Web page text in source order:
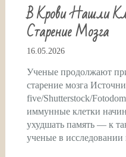
В Крови Нашли
Старение Мозга
16.05.2026
Ученые продолжают
старение мозга
five/Shutterstock/
иммунные клетки
ухудшать память — к
ученые в